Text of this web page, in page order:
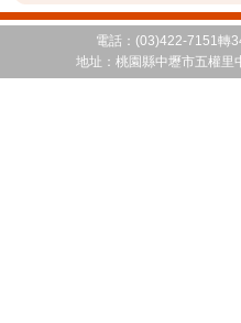
電話：(03)422-7151
地址：桃園縣中壢市五權